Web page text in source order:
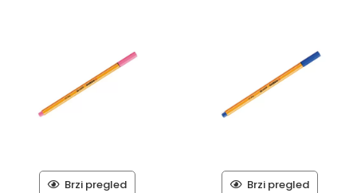
Brzi pregled Brzi pregled